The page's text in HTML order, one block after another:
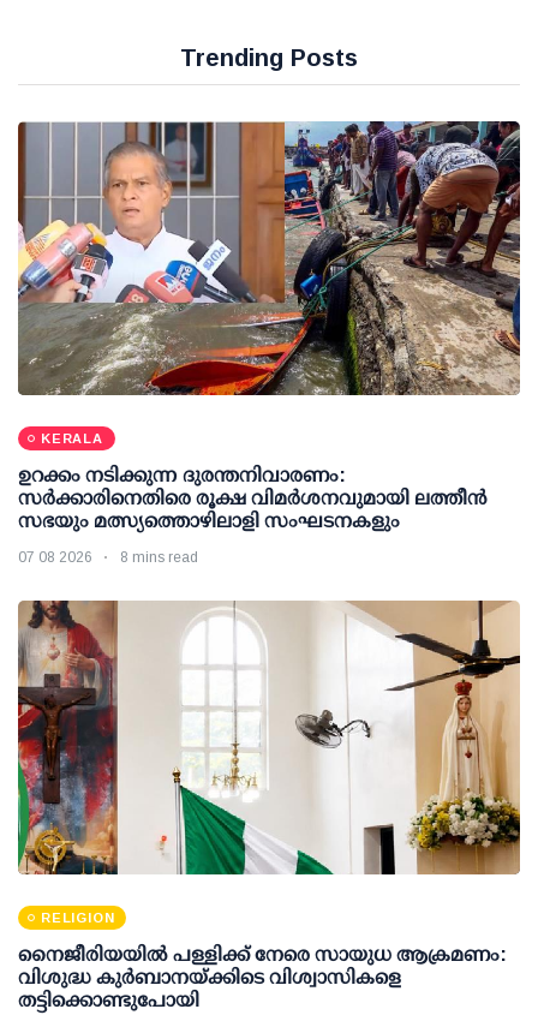
Trending Posts
KERALA
ഉറക്കം നടിക്കുന്ന ദുരന്തനിവാരണം:
സര്‍ക്കാരിനെതിരെ രൂക്ഷ വിമര്‍ശനവുമായി ലത്തീന്‍
സഭയും മത്സ്യത്തൊഴിലാളി സംഘടനകളും
07 08 2026 8 mins read
RELIGION
നൈജീരിയയിൽ പള്ളിക്ക് നേരെ സായുധ ആക്രമണം:
വിശുദ്ധ കുർബാനയ്ക്കിടെ വിശ്വാസികളെ
തട്ടിക്കൊണ്ടുപോയി